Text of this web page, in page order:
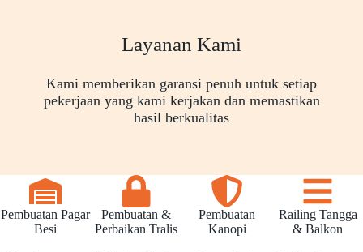
Layanan Kami
Kami memberikan garansi penuh untuk setiap
pekerjaan yang kami kerjakan dan memastikan
hasil berkualitas
Pembuatan Pagar
Besi
Pembuatan &
Perbaikan Tralis
Pembuatan
Kanopi
Railing Tangga
& Balkon